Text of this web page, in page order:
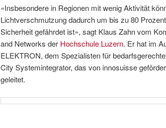
«Insbesondere in Regionen mit wenig Aktivität
Lichtverschmutzung dadurch um bis zu 80
Sicherheit gefährdet ist», sagt Klaus Zahn vom
and Networks der Hochschule Luzern. Er hat im
ELEKTRON, dem Spezialisten für
City Systemintegrator, das von innosuisse
geleitet.